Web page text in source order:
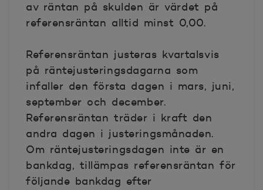
av räntan på skulden är värdet på
referensräntan alltid minst 0,00.
Referensräntan justeras kvartalsvis
på räntejusteringsdagarna som
infaller den första dagen i mars, juni,
september och december.
Referensräntan träder i kraft den
andra dagen i justeringsmånaden.
Om räntejusteringsdagen inte är en
bankdag, tillämpas referensräntan för
följande bankdag efter